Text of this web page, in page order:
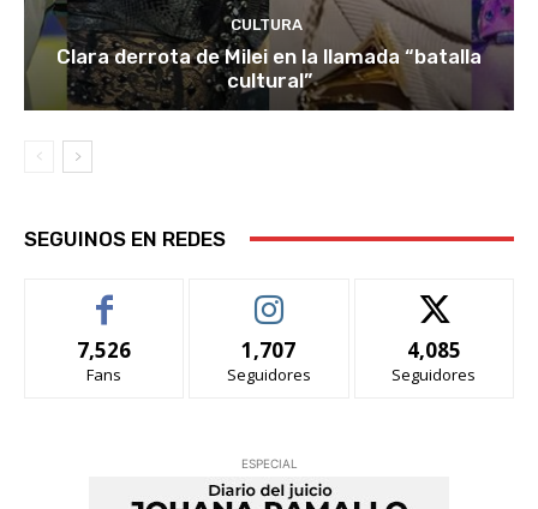
CULTURA
Clara derrota de Milei en la llamada “batalla
cultural”
SEGUINOS EN REDES
7,526
Fans
1,707
Seguidores
4,085
Seguidores
ESPECIAL